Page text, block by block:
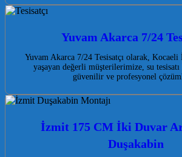
Yuvam Akarca 7/24
Yuvam Akarca 7/24 Tesisatçı olarak,
yaşayan değerli müşterilerimize, su tesisatı
güvenilir ve profesyonel
İzmit 175 CM İki Duvar
Duşakabin